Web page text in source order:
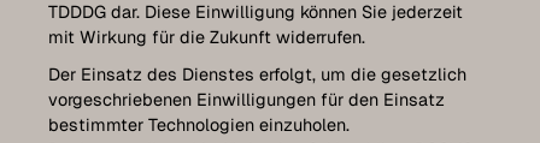
TDDDG dar. Diese Einwilligung können Sie jederzeit
mit Wirkung für die Zukunft widerrufen.
Der Einsatz des Dienstes erfolgt, um die gesetzlich
vorgeschriebenen Einwilligungen für den Einsatz
bestimmter Technologien einzuholen.